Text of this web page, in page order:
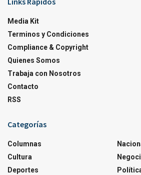
Media Kit
Terminos y Condiciones
Compliance & Copyright
Quienes Somos
Trabaja con Nosotros
Contacto
RSS
Categorías
Columnas
Cultura
Deportes